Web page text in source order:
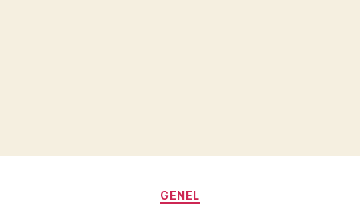
Kategoriler
GENEL